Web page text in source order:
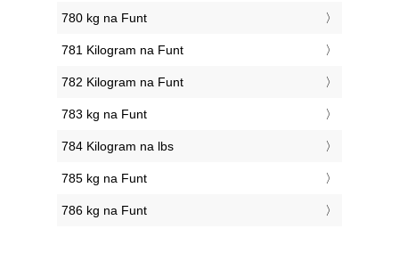
780 kg na Funt
781 Kilogram na Funt
782 Kilogram na Funt
783 kg na Funt
784 Kilogram na lbs
785 kg na Funt
786 kg na Funt